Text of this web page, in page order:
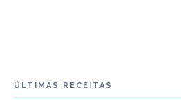
ÚLTIMAS RECEITAS